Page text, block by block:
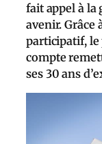
fait appel à la
avenir. Grâce
participatif, le
compte
ses 30 ans